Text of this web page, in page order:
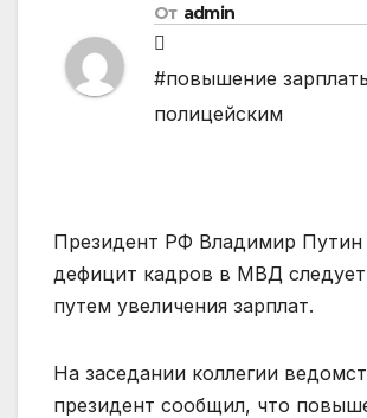
От admin
#повышение
полицейским
Президент РФ Владимир Путин
дефицит кадров в МВД следует
путем увеличения зарплат.
На заседании коллегии
президент сообщил, что